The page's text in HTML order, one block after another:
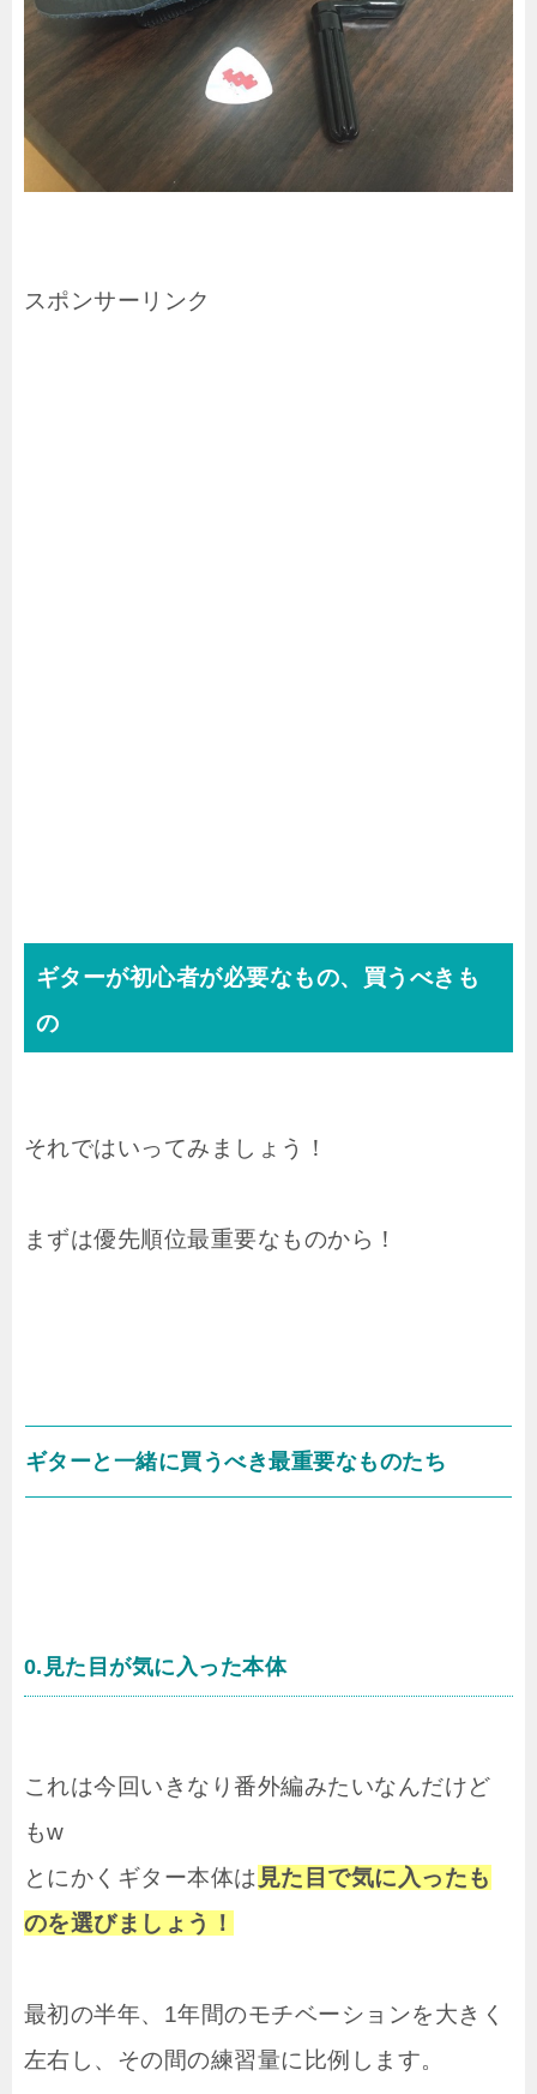
スポンサーリンク
ギターが初心者が必要なもの、買うべきも
の
それではいってみましょう！
まずは優先順位最重要なものから！
ギターと一緒に買うべき最重要なものたち
0.見た目が気に入った本体
これは今回いきなり番外編みたいなんだけど
もw
とにかくギター本体は 見た目で気に入ったも
のを選びましょう！
最初の半年、1年間のモチベーションを大きく
左右し、その間の練習量に比例します。